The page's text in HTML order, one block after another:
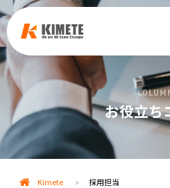
お役立ち
Kimete > 採用担当